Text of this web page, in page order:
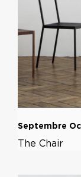
Septembre
The Chair